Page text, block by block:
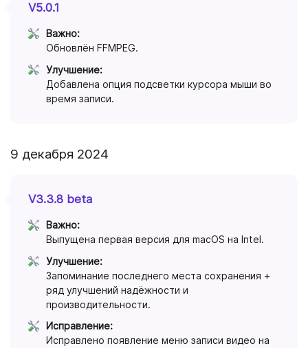
V5.0.1
Важно:
Обновлён FFMPEG.
Улучшение:
Добавлена опция подсветки курсора мыши во
время записи.
9 декабря 2024
V3.3.8 beta
Важно:
Выпущена первая версия для macOS на Intel.
Улучшение:
Запоминание последнего места сохранения +
ряд улучшений надёжности и
производительности.
Исправление:
Исправлено появление меню записи видео на